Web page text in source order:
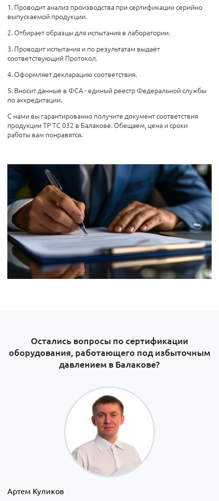
1. Проводит анализ производства при сертификации серийно
выпускаемой продукции.
2. Отбирает образцы для испытания в лаборатории.
3. Проводит испытания и по результатам выдаёт
соответствующий Протокол.
4. Оформляет декларацию соответствия.
5. Вносит данные в ФСА - единый реестр Федеральной службы
по аккредитации.
С нами вы гарантированно получите документ соответствия
продукции ТР ТС 032 в Балакове. Обещаем, цена и сроки
работы вам понравятся.
Остались вопросы по сертификации
оборудования, работающего под избыточным
давлением в Балакове​?
Артем Куликов